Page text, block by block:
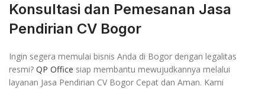
Konsultasi dan Pemesanan Jasa
Pendirian CV Bogor
Ingin segera memulai bisnis Anda di Bogor dengan legalitas
resmi? QP Office siap membantu mewujudkannya melalui
layanan Jasa Pendirian CV Bogor Cepat dan Aman. Kami